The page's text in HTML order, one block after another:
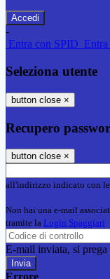
-
Entra con SPID
Seleziona utente
button close ×
Recupero
button close ×
all'indirizzo indicato con
Non hai una e-mail
tramite la Login Spaggiari
E-mail inviata, si